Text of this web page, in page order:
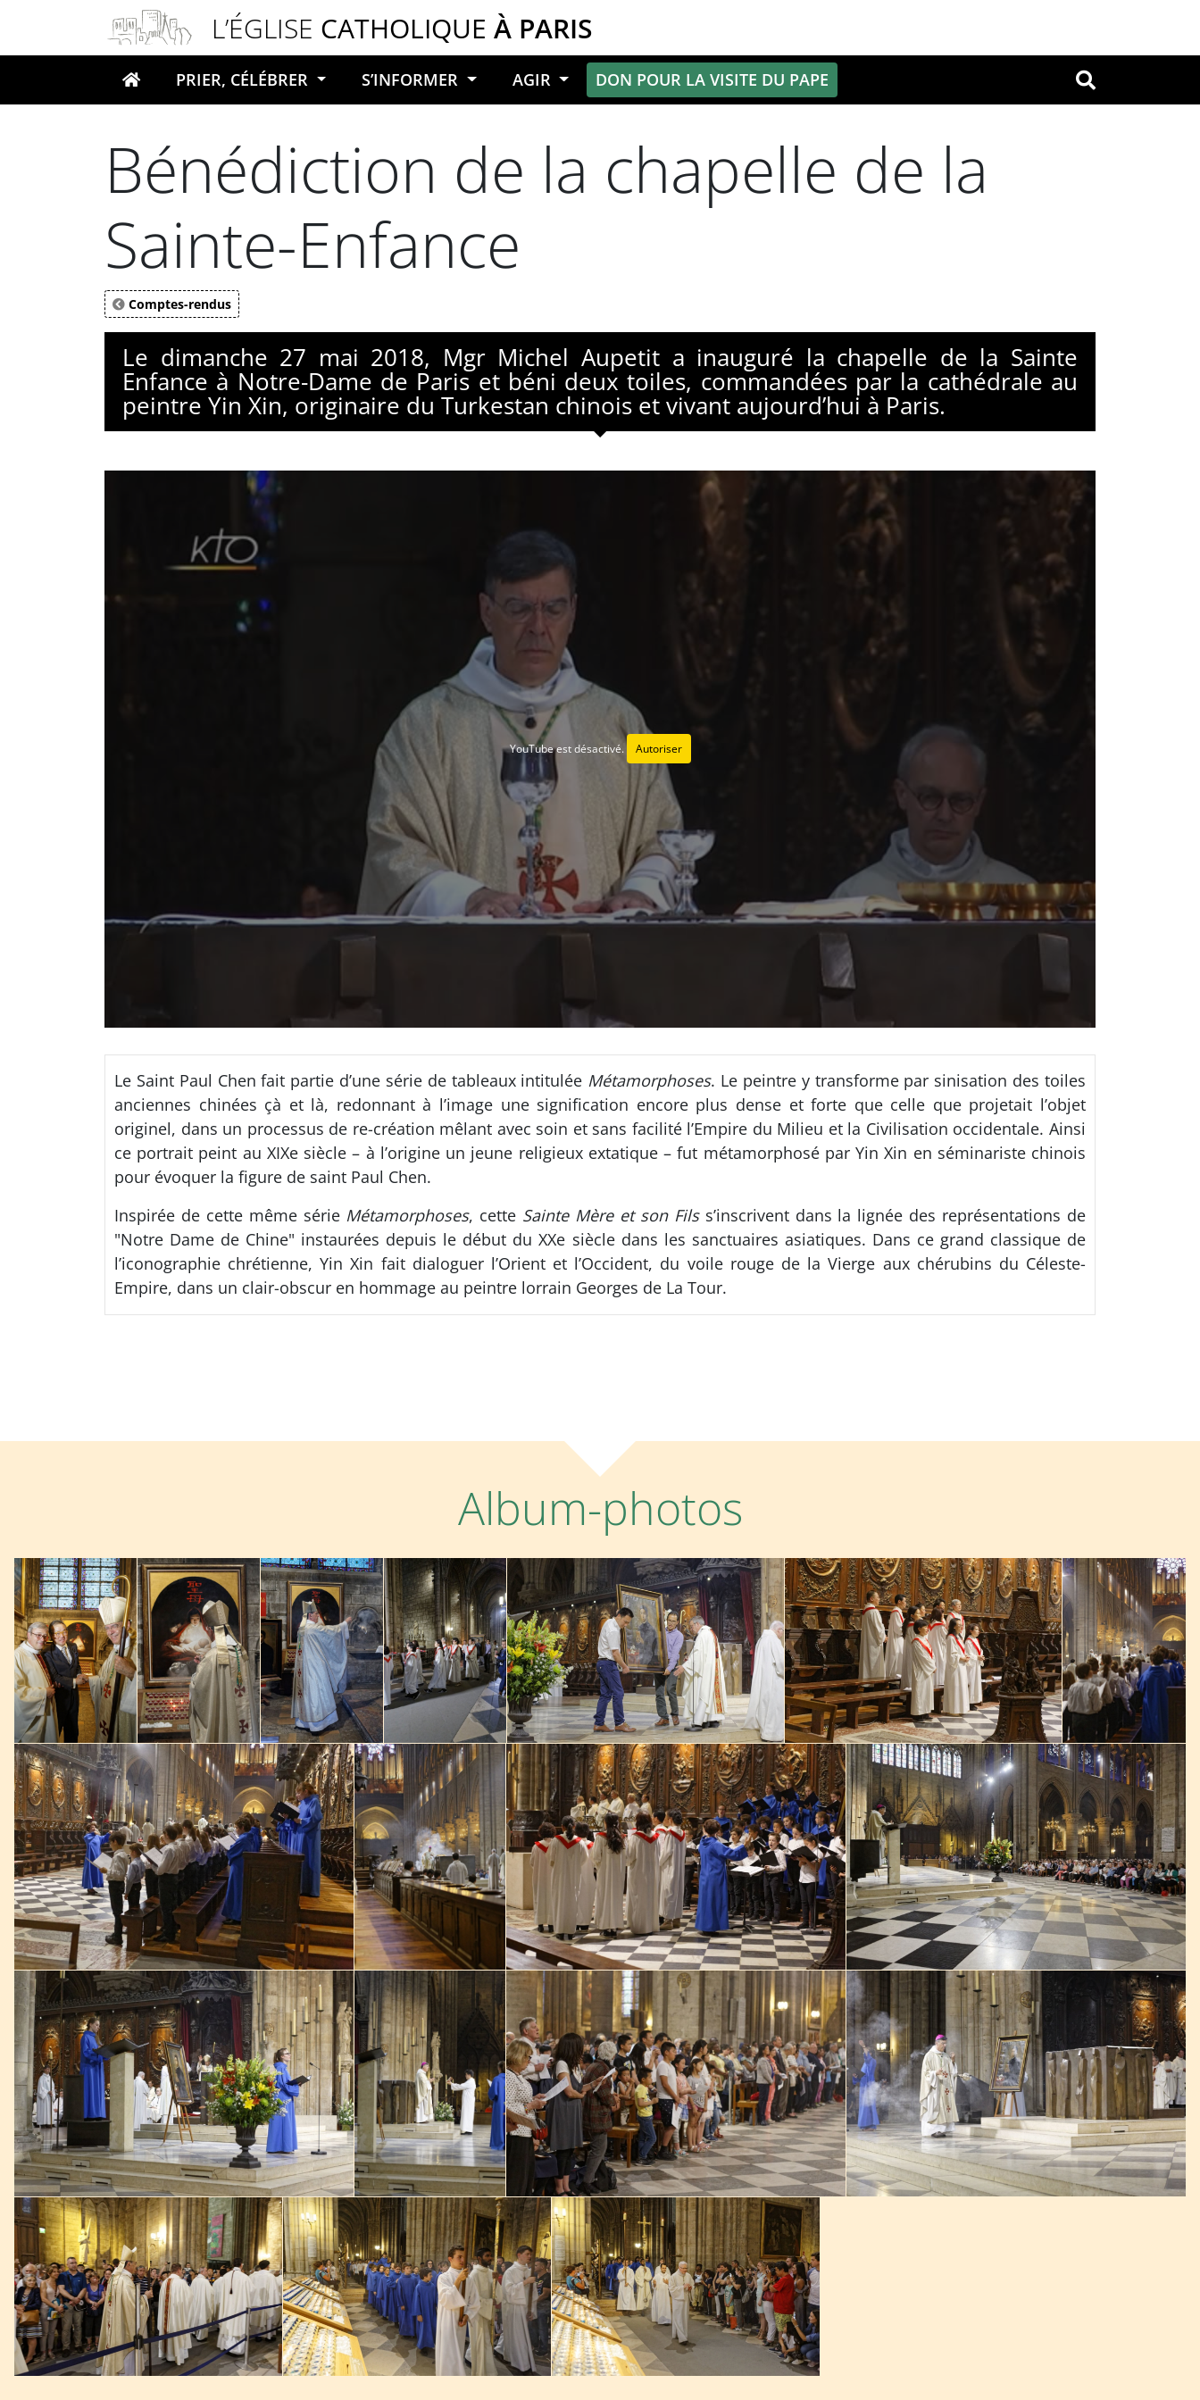
L’ÉGLISE CATHOLIQUE À PARIS
Votre recherche OK
PRIER, CÉLÉBRER S’INFORMER AGIR DON POUR LA VISITE DU PAPE
Bénédiction de la chapelle de la
Sainte-Enfance
Comptes-rendus
Le dimanche 27 mai 2018, Mgr Michel Aupetit a inauguré la chapelle de la Sainte
Enfance à Notre-Dame de Paris et béni deux toiles, commandées par la cathédrale au
peintre Yin Xin, originaire du Turkestan chinois et vivant aujourd’hui à Paris.
YouTube est désactivé. Autoriser
Le Saint Paul Chen fait partie d’une série de tableaux intitulée Métamorphoses. Le peintre y transforme par sinisation des toiles
anciennes chinées çà et là, redonnant à l’image une signification encore plus dense et forte que celle que projetait l’objet
originel, dans un processus de re-création mêlant avec soin et sans facilité l’Empire du Milieu et la Civilisation occidentale. Ainsi
ce portrait peint au XIXe siècle – à l’origine un jeune religieux extatique – fut métamorphosé par Yin Xin en séminariste chinois
pour évoquer la figure de saint Paul Chen.
Inspirée de cette même série Métamorphoses, cette Sainte Mère et son Fils s’inscrivent dans la lignée des représentations de
"Notre Dame de Chine" instaurées depuis le début du XXe siècle dans les sanctuaires asiatiques. Dans ce grand classique de
l’iconographie chrétienne, Yin Xin fait dialoguer l’Orient et l’Occident, du voile rouge de la Vierge aux chérubins du Céleste-
Empire, dans un clair-obscur en hommage au peintre lorrain Georges de La Tour.
Album-photos
Panneau de gestion des cookies